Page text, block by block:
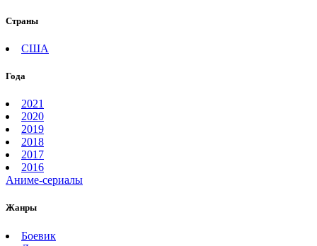
Страны
США
Года
2021
2020
2019
2018
2017
2016
Аниме-сериалы
Жанры
Боевик